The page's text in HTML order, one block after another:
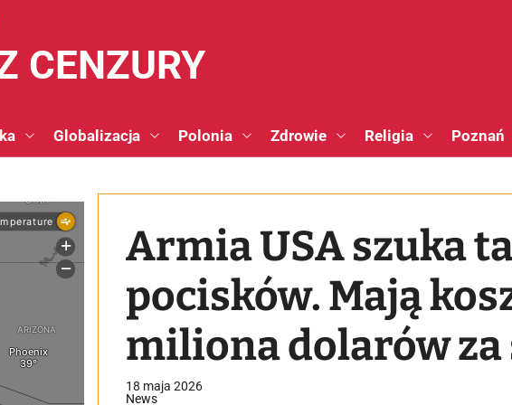
CENZURY
Globalizacja Polonia Zdrowie Religia Poznań
Armia USA szuka
pocisków. Mają
miliona dolarów za
18 maja 2026
News